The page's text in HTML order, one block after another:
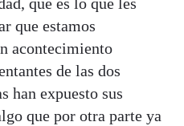
que estamos
acontecimiento
de las dos
han expuesto sus
que por otra parte ya